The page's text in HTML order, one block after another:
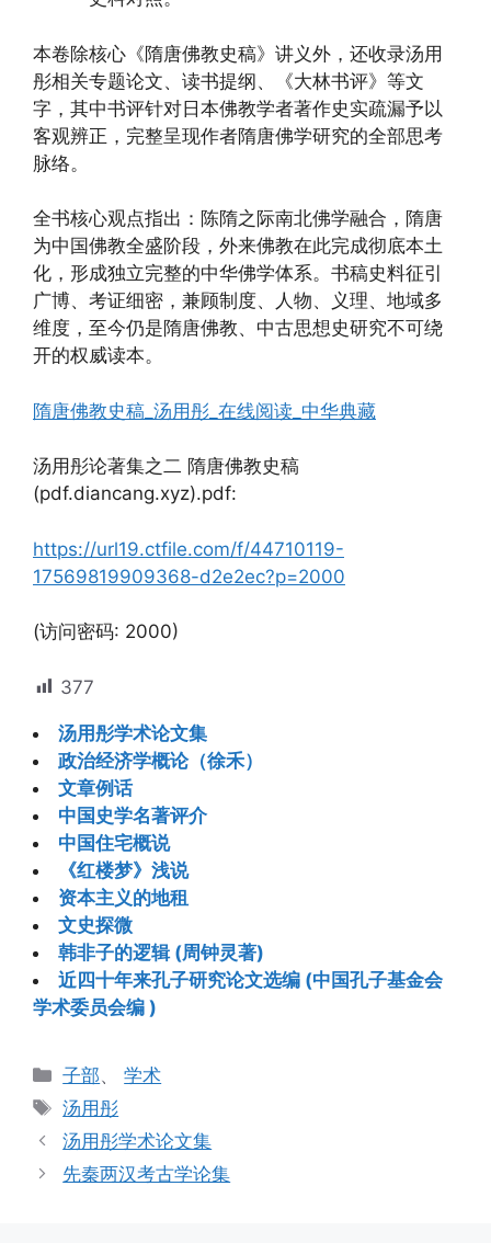
本卷除核心《隋唐佛教史稿》讲义外，还收录汤用
彤相关专题论文、读书提纲、《大林书评》等文
字，其中书评针对日本佛教学者著作史实疏漏予以
客观辨正，完整呈现作者隋唐佛学研究的全部思考
脉络。
全书核心观点指出：陈隋之际南北佛学融合，隋唐
为中国佛教全盛阶段，外来佛教在此完成彻底本土
化，形成独立完整的中华佛学体系。书稿史料征引
广博、考证细密，兼顾制度、人物、义理、地域多
维度，至今仍是隋唐佛教、中古思想史研究不可绕
开的权威读本。
隋唐佛教史稿_汤用彤_在线阅读_中华典藏
汤用彤论著集之二 隋唐佛教史稿
(pdf.diancang.xyz).pdf:
https://url19.ctfile.com/f/44710119-
17569819909368-d2e2ec?p=2000
(访问密码: 2000)
377
汤用彤学术论文集
政治经济学概论（徐禾）
文章例话
中国史学名著评介
中国住宅概说
《红楼梦》浅说
资本主义的地租
文史探微
韩非子的逻辑 (周钟灵著)
近四十年来孔子研究论文选编 (中国孔子基金会
学术委员会编 )
分
类
子部、学术
标
签
汤用彤
汤用彤学术论文集
先秦两汉考古学论集